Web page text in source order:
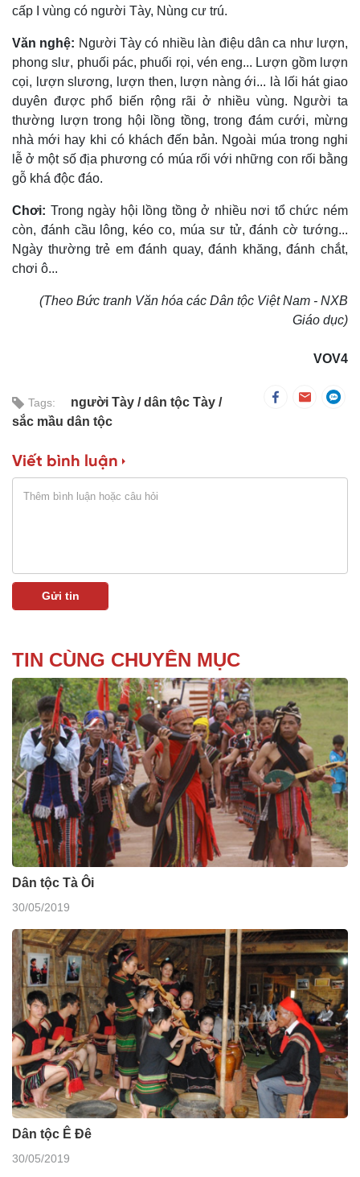
cấp I vùng có người Tày, Nùng cư trú.
Văn nghệ: Người Tày có nhiều làn điệu dân ca như lượn,
phong slư, phuối pác, phuối rọi, vén eng... Lượn gồm lượn
cọi, lượn slương, lượn then, lượn nàng ới... là lối hát giao
duyên được phổ biến rộng rãi ở nhiều vùng. Người ta
thường lượn trong hội lồng tồng, trong đám cưới, mừng
nhà mới hay khi có khách đến bản. Ngoài múa trong nghi
lễ ở một số địa phương có múa rối với những con rối bằng
gỗ khá độc đáo.
Chơi: Trong ngày hội lồng tồng ở nhiều nơi tổ chức ném
còn, đánh cầu lông, kéo co, múa sư tử, đánh cờ tướng...
Ngày thường trẻ em đánh quay, đánh khăng, đánh chắt,
chơi ô...
(Theo Bức tranh Văn hóa các Dân tộc Việt Nam - NXB
Giáo dục)
VOV4
Tags: người Tày
dân tộc Tày
sắc mầu dân tộc
Viết bình luận
TIN CÙNG CHUYÊN MỤC
Dân tộc Tà Ôi
30/05/2019
Dân tộc Ê Đê
30/05/2019